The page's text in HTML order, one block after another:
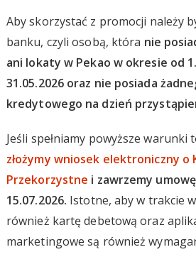
Aby skorzystać z promocji należy
banku, czyli osobą, która nie
ani lokaty w Pekao w okresie od
31.05.2026 oraz nie posiada
kredytowego na dzień
Jeśli spełniamy powyższe warunki
złożymy wniosek elektroniczny o
Przekorzystne i zawrzemy
15.07.2026. Istotne, aby w trakcie
również kartę debetową oraz
marketingowe są również